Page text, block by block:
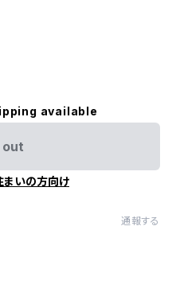
available
out
まいの方向け
通報する